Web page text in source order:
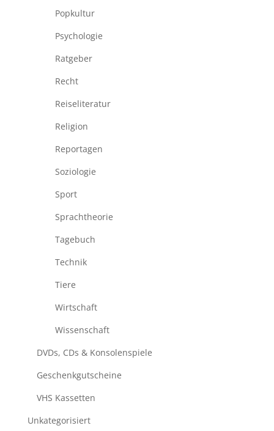
Popkultur
Psychologie
Ratgeber
Recht
Reiseliteratur
Religion
Reportagen
Soziologie
Sport
Sprachtheorie
Tagebuch
Technik
Tiere
Wirtschaft
Wissenschaft
DVDs, CDs & Konsolenspiele
Geschenkgutscheine
VHS Kassetten
Unkategorisiert